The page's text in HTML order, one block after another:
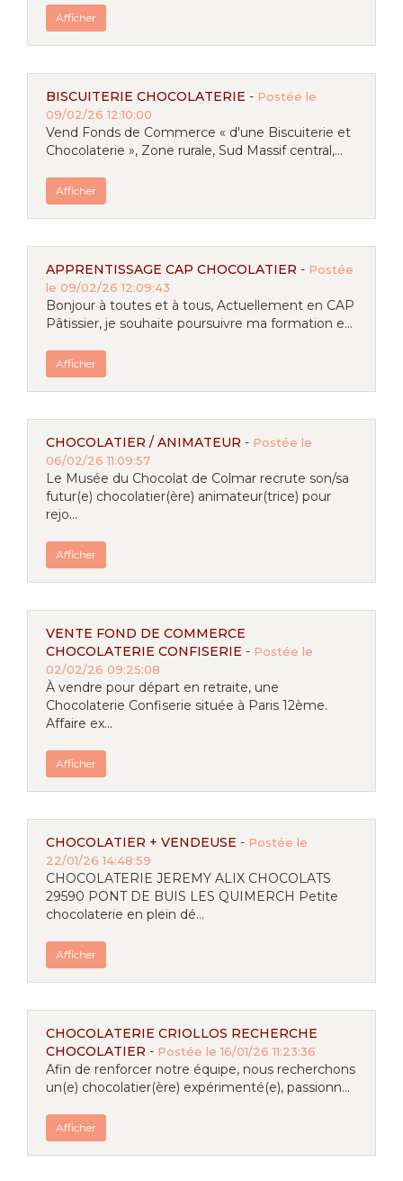
Afficher
BISCUITERIE CHOCOLATERIE - Postée le
09/02/26 12:10:00
Vend Fonds de Commerce « d'une Biscuiterie et
Chocolaterie », Zone rurale, Sud Massif central,...
Afficher
APPRENTISSAGE CAP CHOCOLATIER - Postée
le 09/02/26 12:09:43
Bonjour à toutes et à tous, Actuellement en CAP
Pâtissier, je souhaite poursuivre ma formation e...
Afficher
CHOCOLATIER / ANIMATEUR - Postée le
06/02/26 11:09:57
Le Musée du Chocolat de Colmar recrute son/sa
futur(e) chocolatier(ère) animateur(trice) pour
rejo...
Afficher
VENTE FOND DE COMMERCE
CHOCOLATERIE CONFISERIE - Postée le
02/02/26 09:25:08
À vendre pour départ en retraite, une
Chocolaterie Confiserie située à Paris 12ème.
Affaire ex...
Afficher
CHOCOLATIER + VENDEUSE - Postée le
22/01/26 14:48:59
CHOCOLATERIE JEREMY ALIX CHOCOLATS
29590 PONT DE BUIS LES QUIMERCH Petite
chocolaterie en plein dé...
Afficher
CHOCOLATERIE CRIOLLOS RECHERCHE
CHOCOLATIER - Postée le 16/01/26 11:23:36
Afin de renforcer notre équipe, nous recherchons
un(e) chocolatier(ère) expérimenté(e), passionn...
Afficher